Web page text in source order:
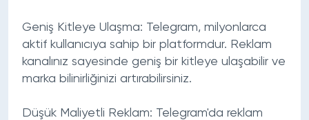
Geniş Kitleye Ulaşma: Telegram, milyonlarca
aktif kullanıcıya sahip bir platformdur. Reklam
kanalınız sayesinde geniş bir kitleye ulaşabilir ve
marka bilinirliğinizi artırabilirsiniz.
Düşük Maliyetli Reklam: Telegram'da reklam